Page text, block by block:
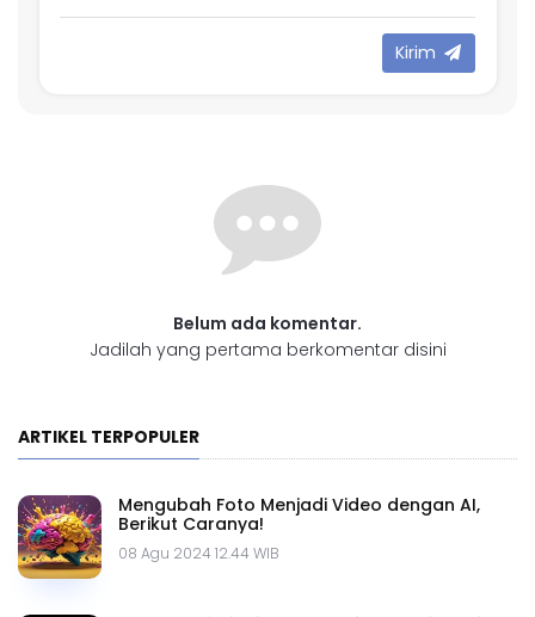
Kirim
Belum ada komentar.
Jadilah yang pertama berkomentar disini
ARTIKEL TERPOPULER
Mengubah Foto Menjadi Video dengan AI,
Berikut Caranya!
08 Agu 2024 12.44 WIB